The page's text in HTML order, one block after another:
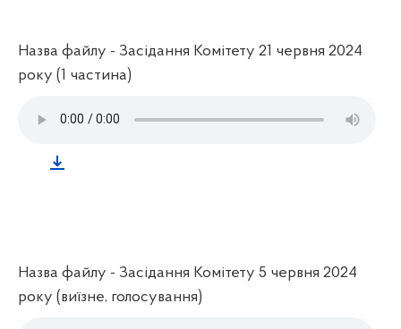
Назва файлу - Засідання Комітету 21 червня 2024
року (1 частина)
Назва файлу - Засідання Комітету 5 червня 2024
року (виїзне, голосування)